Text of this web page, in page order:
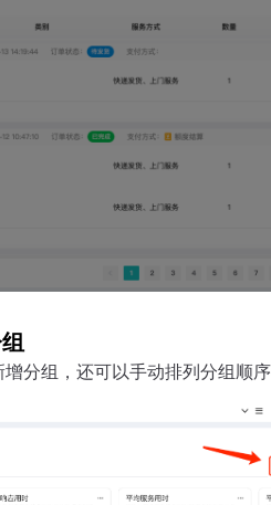
分组，还可以手动排列分组顺